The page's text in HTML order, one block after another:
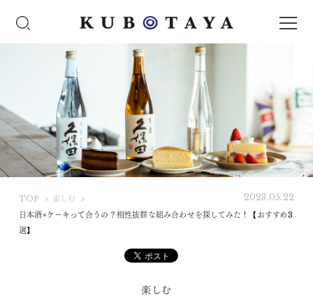
TOP
U
楽しむ
日本酒×ケーキって合うの？相性抜群な組み合わせを探してみた！【おすすめ3
選】
2023.05.22
楽しむ